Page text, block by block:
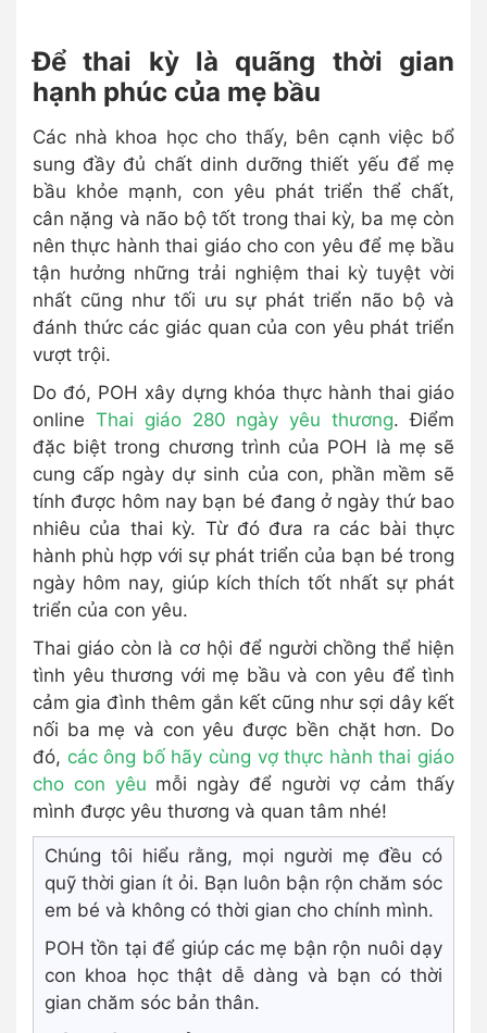
Để thai kỳ là quãng thời gian
hạnh phúc của mẹ bầu
Các nhà khoa học cho thấy, bên cạnh việc bổ
sung đầy đủ chất dinh dưỡng thiết yếu để mẹ
bầu khỏe mạnh, con yêu phát triển thể chất,
cân nặng và não bộ tốt trong thai kỳ, ba mẹ còn
nên thực hành thai giáo cho con yêu để mẹ bầu
tận hưởng những trải nghiệm thai kỳ tuyệt vời
nhất cũng như tối ưu sự phát triển não bộ và
đánh thức các giác quan của con yêu phát triển
vượt trội.
Do đó, POH xây dựng khóa thực hành thai giáo
online Thai giáo 280 ngày yêu thương. Điểm
đặc biệt trong chương trình của POH là mẹ sẽ
cung cấp ngày dự sinh của con, phần mềm sẽ
tính được hôm nay bạn bé đang ở ngày thứ bao
nhiêu của thai kỳ. Từ đó đưa ra các bài thực
hành phù hợp với sự phát triển của bạn bé trong
ngày hôm nay, giúp kích thích tốt nhất sự phát
triển của con yêu.
Thai giáo còn là cơ hội để người chồng thể hiện
tình yêu thương với mẹ bầu và con yêu để tình
cảm gia đình thêm gắn kết cũng như sợi dây kết
nối ba mẹ và con yêu được bền chặt hơn. Do
đó, các ông bố hãy cùng vợ thực hành thai giáo
cho con yêu mỗi ngày để người vợ cảm thấy
mình được yêu thương và quan tâm nhé!
Chúng tôi hiểu rằng, mọi người mẹ đều có
quỹ thời gian ít ỏi. Bạn luôn bận rộn chăm sóc
em bé và không có thời gian cho chính mình.
POH tồn tại để giúp các mẹ bận rộn nuôi dạy
con khoa học thật dễ dàng và bạn có thời
gian chăm sóc bản thân.